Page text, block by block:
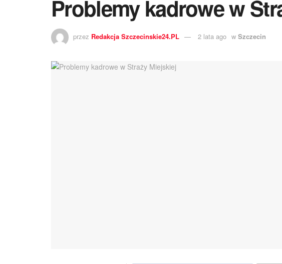
Problemy kadrowe w
przez Redakcja Szczecinskie24.PL 2 lata ago w Szczecin